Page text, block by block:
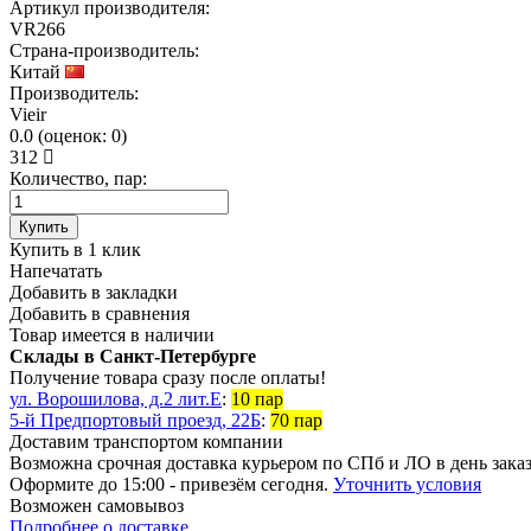
Артикул производителя:
VR266
Страна-производитель:
Китай
Производитель:
Vieir
0.0 (оценок: 0)
312
Количество, пар:
Купить
Купить в 1 клик
Напечатать
Добавить в закладки
Добавить в сравнения
Товар имеется в наличии
Склады в Санкт-Петербурге
Получение товара сразу после оплаты!
ул. Ворошилова, д.2 лит.Е: 10 пар
5-й Предпортовый проезд, 22Б: 70 пар
Доставим транспортом компании
Возможна срочная доставка курьером по СПб и ЛО в день
Оформите до 15:00 - привезём сегодня. Уточнить условия
Возможен самовывоз